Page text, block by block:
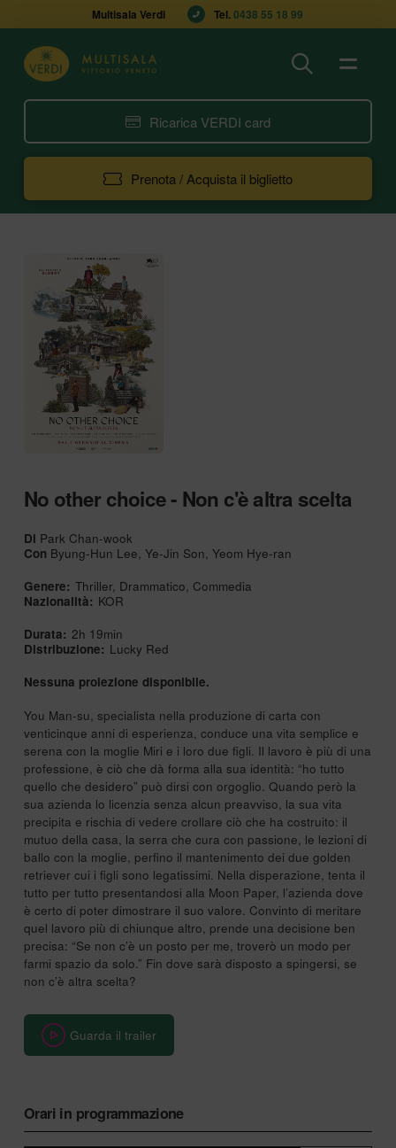
Multisala Verdi Tel. 0438 55 18 99
Ricarica VERDI card
Prenota / Acquista il biglietto
No other choice - Non c'è altra scelta
Di Park Chan-wook
Con Byung-Hun Lee, Ye-Jin Son, Yeom Hye-ran
Genere: Thriller, Drammatico, Commedia
Nazionalità: KOR
Durata: 2h 19min
Distribuzione: Lucky Red
Nessuna proiezione disponibile.
You Man-su, specialista nella produzione di carta con
venticinque anni di esperienza, conduce una vita semplice e
serena con la moglie Miri e i loro due figli. Il lavoro è più di una
professione, è ciò che dà forma alla sua identità: “ho tutto
quello che desidero” può dirsi con orgoglio. Quando però la
sua azienda lo licenzia senza alcun preavviso, la sua vita
precipita e rischia di vedere crollare ciò che ha costruito: il
mutuo della casa, la serra che cura con passione, le lezioni di
ballo con la moglie, perfino il mantenimento dei due golden
retriever cui i figli sono legatissimi. Nella disperazione, tenta il
tutto per tutto presentandosi alla Moon Paper, l’azienda dove
è certo di poter dimostrare il suo valore. Convinto di meritare
quel lavoro più di chiunque altro, prende una decisione ben
precisa: “Se non c’è un posto per me, troverò un modo per
farmi spazio da solo.” Fin dove sarà disposto a spingersi, se
non c’è altra scelta?
Guarda il trailer
Orari in programmazione